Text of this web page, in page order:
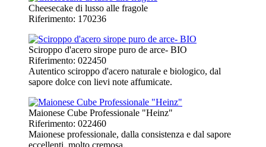
Cheesecake di lusso alle fragole
Riferimento: 170236
Sciroppo d'acero sirope puro de arce- BIO
Riferimento: 022450
Autentico sciroppo d'acero naturale e biologico, dal
sapore dolce con lievi note affumicate.
Maionese Cube Professionale "Heinz"
Riferimento: 022460
Maionese professionale, dalla consistenza e dal sapore